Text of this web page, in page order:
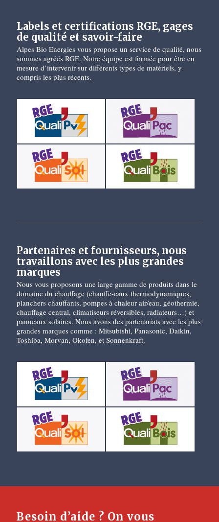
Labels et certifications RGE, gages
de qualité et savoir-faire
Alpes Bio Energies vous propose un service de qualité, nous
sommes agréés RGE. Notre équipe est formée pour être en
mesure d’intervenir sur différents types de matériels, y
compris les plus récents.
Partenaires et fournisseurs, nous
travaillons avec les plus grandes
marques
Nous vous proposons une large gamme de produits dans le
domaine du chauffage (chauffe-eaux thermodynamiques,
planchers chauffants, pompes à chaleur air/eau, géothermie,
chauffage central, climatiseurs réversibles, radiateurs…) et
panneaux solaires. Nous avons des partenariats avec les plus
grandes marques comme : Mitsubishi, Panasonic, Daikin,
Toshiba, Morvan, Okofen, et Sonnenkraft.
Besoin d’aide ? On vous